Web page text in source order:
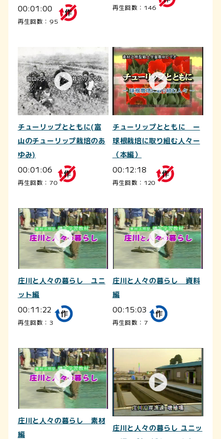
00:01:00
再生回数：95
再生回数：146
チューリップとともに(富
山のチューリップ栽培のあ
ゆみ)
00:01:06
再生回数：70
チューリップとともに ー
球根栽培に取り組む人々ー
（本編）
00:12:18
再生回数：120
庄川と人々の暮らし ユニ
ット編
00:11:22
再生回数：3
庄川と人々の暮らし 資料
編
00:15:03
再生回数：7
庄川と人々の暮らし 素材
編
庄川と人々の暮らし ユニッ